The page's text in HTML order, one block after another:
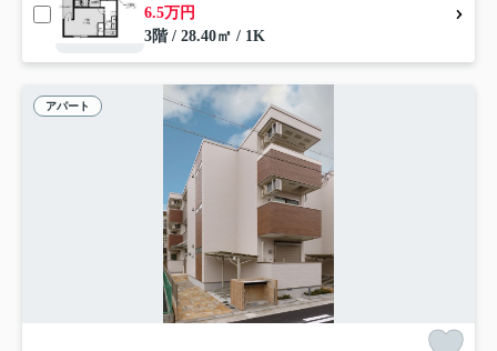
6.5万円
3階 / 28.40㎡ / 1K
アパート